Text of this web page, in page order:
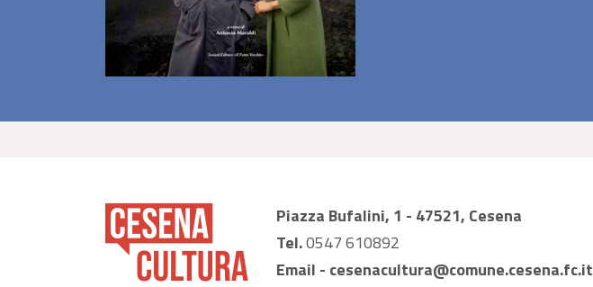
Piazza Bufalini, 1 - 47521, Cesena
Tel.0547 610892
Email - cesenacultura@comune.cesena.fc.it